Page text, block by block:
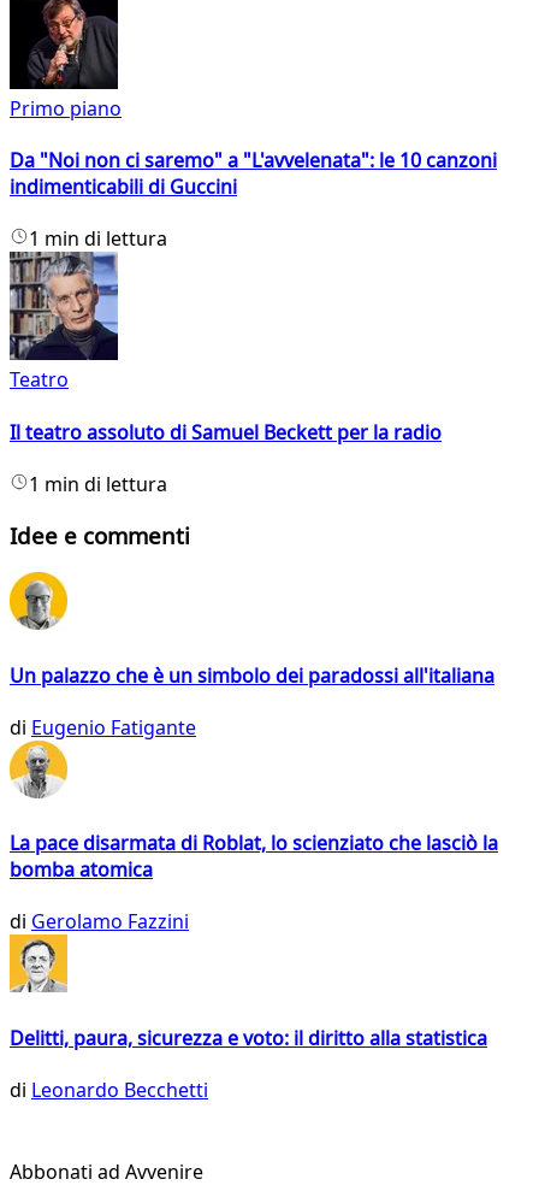
Primo piano
Da "Noi non ci saremo" a "L'avvelenata": le 10 canzoni
indimenticabili di Guccini
1 min di lettura
Teatro
Il teatro assoluto di Samuel Beckett per la radio
1 min di lettura
Idee e commenti
Un palazzo che è un simbolo dei paradossi all'italiana
di Eugenio Fatigante
La pace disarmata di Roblat, lo scienziato che lasciò la
bomba atomica
di Gerolamo Fazzini
Delitti, paura, sicurezza e voto: il diritto alla statistica
di Leonardo Becchetti
Abbonati ad Avvenire